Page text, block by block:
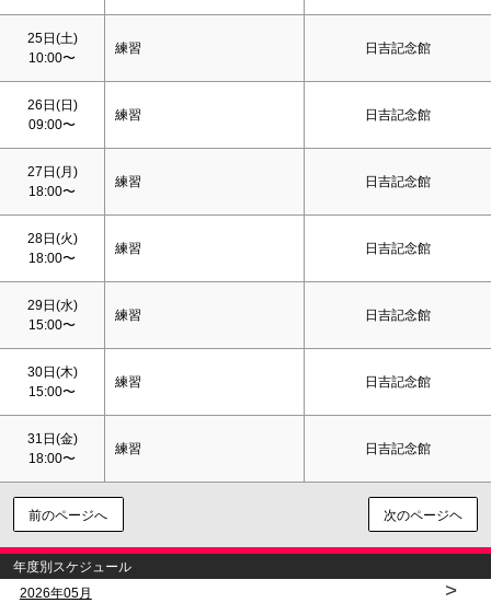
25日(土)
10:00〜
練習 日吉記念館
26日(日)
09:00〜
練習 日吉記念館
27日(月)
18:00〜
練習 日吉記念館
28日(火)
18:00〜
練習 日吉記念館
29日(水)
15:00〜
練習 日吉記念館
30日(木)
15:00〜
練習 日吉記念館
31日(金)
18:00〜
練習 日吉記念館
前のページへ 次のページヘ
年度別スケジュール
2026年05月
>